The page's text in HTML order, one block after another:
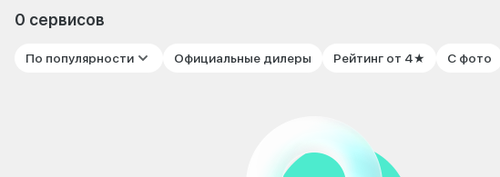
0 сервисов
По популярности Официальные дилеры Рейтинг от 4★ С фото